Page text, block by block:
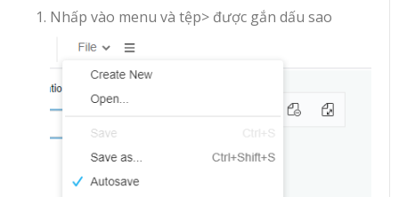
Nhấp vào menu và tệp> được gắn dấu sao